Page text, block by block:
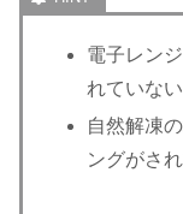
電子レン
れていな
自然解凍
ングがさ